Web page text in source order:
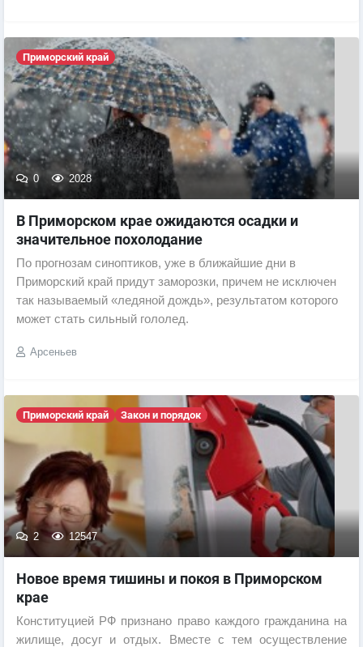
Приморский край
0 2028
​В Приморском крае ожидаются осадки и
значительное похолодание
По прогнозам синоптиков, уже в ближайшие дни в
Приморский край придут заморозки, причем не исключен
так называемый «ледяной дождь», результатом которого
может стать сильный гололед.
Арсеньев
Приморский край Закон и порядок
2 12547
Новое время тишины и покоя в Приморском
крае
Конституцией РФ признано право каждого гражданина на
жилище, досуг и отдых. Вместе с тем осуществление